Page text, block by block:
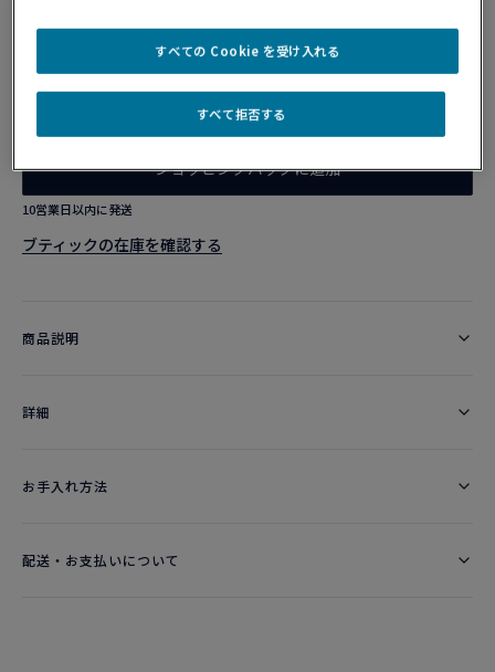
プリティウーマン ブレスレット
¥ 262,900
ショッピングバッグに追加
10営業日以内に発送
ブティックの在庫を確認する​
商品説明
詳細​
お手入れ方法
配送・お支払いについて
すべて拒否する
すべての Cookie を受け入れる